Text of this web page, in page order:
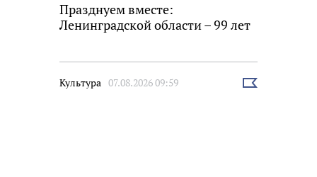
Празднуем вместе:
Ленинградской области – 99 лет
Культура 07.08.2026 09:59
Выбрать